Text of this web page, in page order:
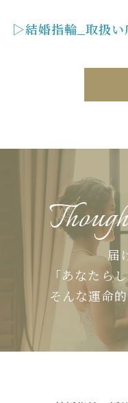
▷結婚指輪_取扱い
届
「あなたら
そんな運命